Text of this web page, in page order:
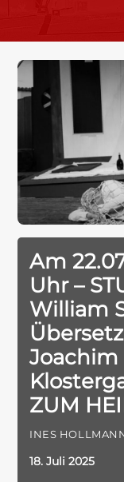
Am
Uhr –
William
Joachim
ZUM
INES
18. Juli 2025